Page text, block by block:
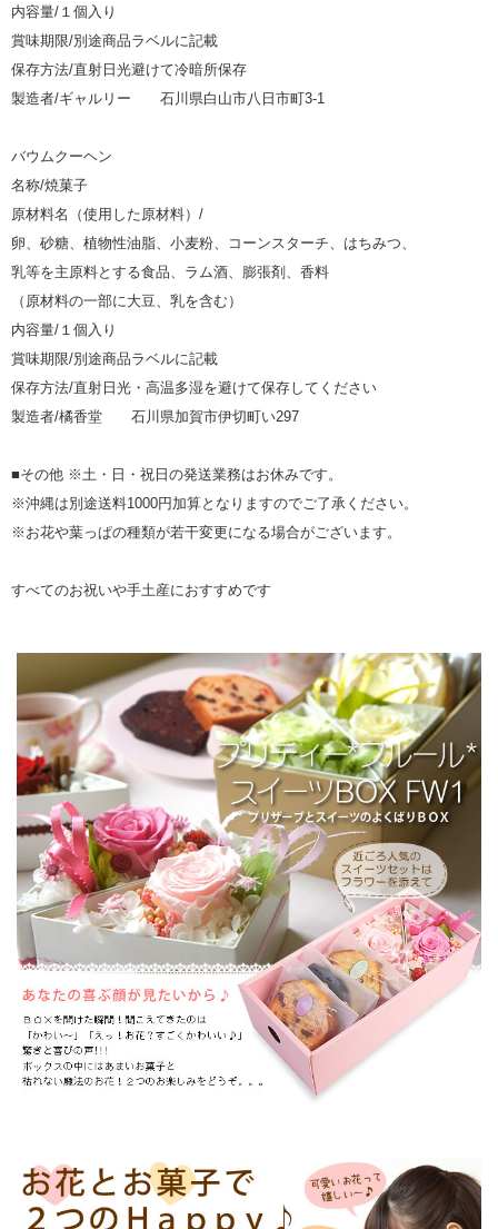
内容量/１個入り
賞味期限/別途商品ラベルに記載
保存方法/直射日光避けて冷暗所保存
製造者/ギャルリー 石川県白山市八日市町3-1
バウムクーヘン
名称/焼菓子
原材料名（使用した原材料）/
卵、砂糖、植物性油脂、小麦粉、コーンスターチ、はちみつ、
乳等を主原料とする食品、ラム酒、膨張剤、香料
（原材料の一部に大豆、乳を含む）
内容量/１個入り
賞味期限/別途商品ラベルに記載
保存方法/直射日光・高温多湿を避けて保存してください
製造者/橘香堂 石川県加賀市伊切町い297
■その他 ※土・日・祝日の発送業務はお休みです。
※沖縄は別途送料1000円加算となりますのでご了承ください。
※お花や葉っぱの種類が若干変更になる場合がございます。
すべてのお祝いや手土産におすすめです